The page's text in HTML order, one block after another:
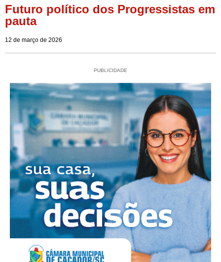
Futuro político dos Progressistas em
pauta
12 de março de 2026
PUBLICIDADE